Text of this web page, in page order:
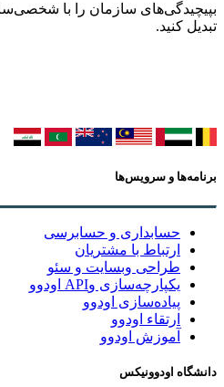
بپیچیدگی‌های سازمان را با
تبدیل کنید.
برنامه‌ها و سرویس‌ها
حسابداری و حسابرسی
ارتباط با مشتریان
طراحی وبسایت و سئو
یکپارچه‌سازی وAPI اودوو
پیاده‌سازی اودوو
ارتقاء اودوو
آموزش اودوو
دانشگاه اودوونیکس